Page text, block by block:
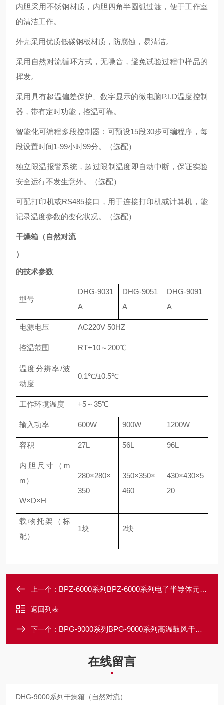
内胆采用不锈钢材质，内胆四角半圆弧过渡，便于工作室
的清洁工作。
外壳采用优质低碳钢板材质，防腐蚀，易清洁。
采用自然对流循环方式，无噪音，避免试验过程中样品的
挥发。
采用具有超温偏差保护、数字显示的微电脑P.I.D温度控制
器，带有定时功能，控温可靠。
智能化可编程多段控制器：可预设15段30步可编程序，每
段设置时间1-99小时99分。（选配）
独立限温报警系统，超过限制温度即自动中断，保证实验
安全运行不发生意外。（选配）
可配打印机或RS485接口，用于连接打印机或计算机，能
记录温度参数的变化状况。（选配）
干燥箱（自然对流
）
的技术参数
型号
DHG-9031
A
DHG-9051
A
DHG-9091
A
电源电压 AC220V 50HZ
控温范围 RT+10～200℃
温度分辨率/波
动度
0.1℃/±0.5℃
工作环境温度 +5～35℃
输入功率 600W 900W 1200W
容积 27L 56L 96L
内胆尺寸（m
m）
W×D×H
280×280×
350
350×350×
460
430×430×5
20
载物托架（标
配）
1块 2块
上一个： BPZ-6000系列BPZ-6000系列电子半导体元件真空干燥
返回列表
下一个： BPG-9000系列BPG-9000系列高温鼓风干燥箱（富士控制器进口）
在线留言